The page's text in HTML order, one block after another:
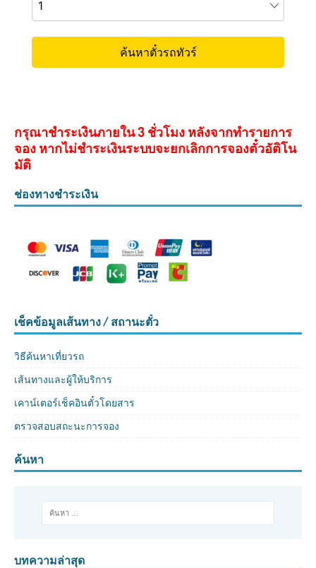
กรุณาชำระเงินภายใน 3 ชั่วโมง หลังจากทำรายการ
จอง หากไม่ชำระเงินระบบจะยกเลิกการจองตั๋วอัติโน
มัติ
ช่องทางชำระเงิน
เช็คข้อมูลเส้นทาง / สถานะตั๋ว
วิธีค้นหาเที่ยวรถ
เส้นทางและผู้ให้บริการ
เคาน์เตอร์เช็คอินตั๋วโดยสาร
ตรวจสอบสถะนะการจอง
ค้นหา
บทความล่าสุด